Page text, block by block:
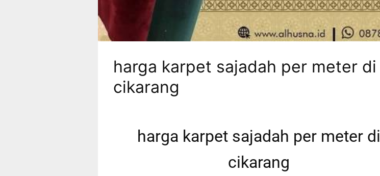
harga karpet sajadah per meter di
cikarang
harga karpet sajadah per meter di
cikarang